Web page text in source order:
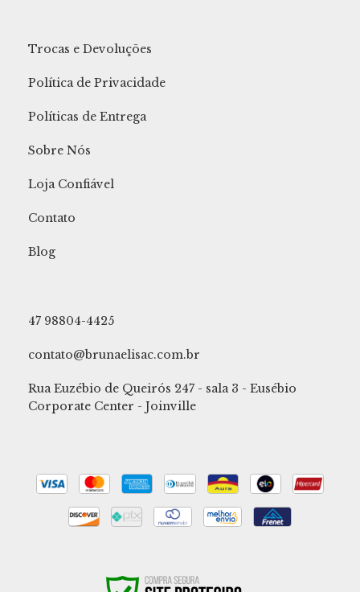
Trocas e Devoluções
Política de Privacidade
Políticas de Entrega
Sobre Nós
Loja Confiável
Contato
Blog
47 98804-4425
contato@brunaelisac.com.br
Rua Euzébio de Queirós 247 - sala 3 - Eusébio
Corporate Center - Joinville